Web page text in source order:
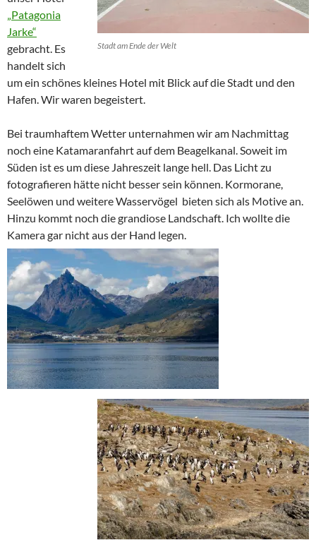
Stadt am Ende der Welt
„Patagonia
Jarke“
gebracht. Es
handelt sich
um ein schönes kleines Hotel mit Blick auf die Stadt und den
Hafen. Wir waren begeistert.
Bei traumhaftem Wetter unternahmen wir am Nachmittag
noch eine Katamaranfahrt auf dem Beagelkanal. Soweit im
Süden ist es um diese Jahreszeit lange hell. Das Licht zu
fotografieren hätte nicht besser sein können. Kormorane,
Seelöwen und weitere Wasservögel bieten sich als Motive an.
Hinzu kommt noch die grandiose Landschaft. Ich wollte die
Kamera gar nicht aus der Hand legen.